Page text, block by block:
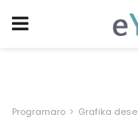
Programaro Grafika